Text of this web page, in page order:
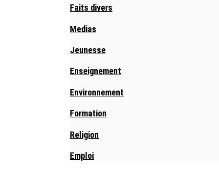
Faits divers
Medias
Jeunesse
Enseignement
Environnement
Formation
Religion
Emploi